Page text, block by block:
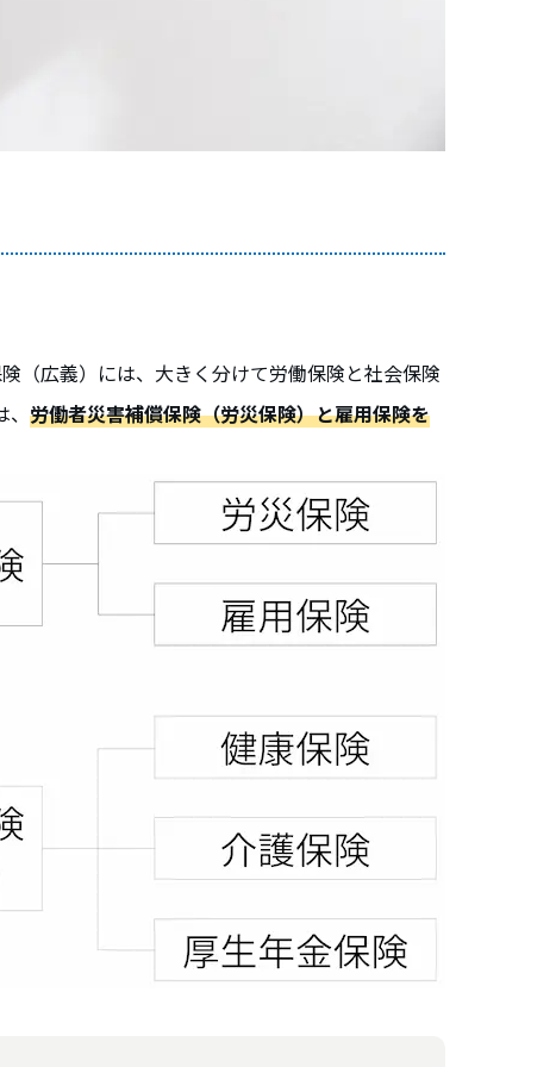
（広義）には、大きく分けて労働保険と社会保険
労働者災害補償保険（労災保険）と雇用保険を